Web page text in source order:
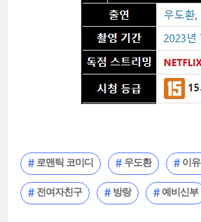
로맨틱 코미디 우도환 이유
전여자친구 방랑 예비신부